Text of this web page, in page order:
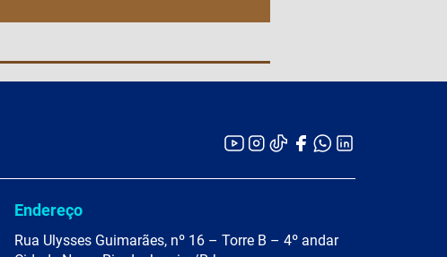
Endereço
Rua Ulysses Guimarães, nº 16 – Torre B – 4º andar